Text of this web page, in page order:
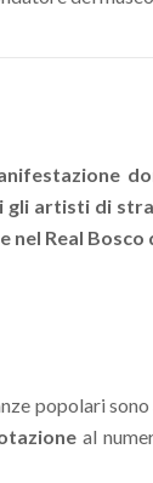
gli artisti di
nel Real
popolari
al